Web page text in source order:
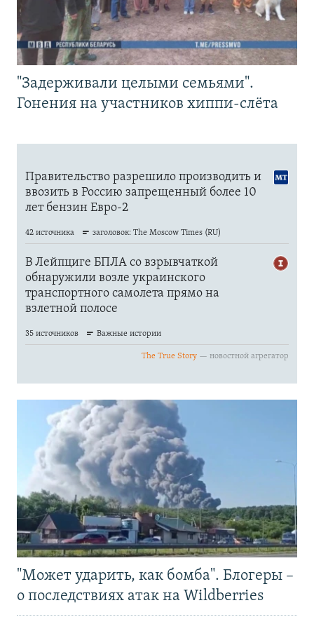
"Задерживали целыми семьями".
Гонения на участников хиппи-слёта
"Может ударить, как бомба". Блогеры –
о последствиях атак на Wildberries